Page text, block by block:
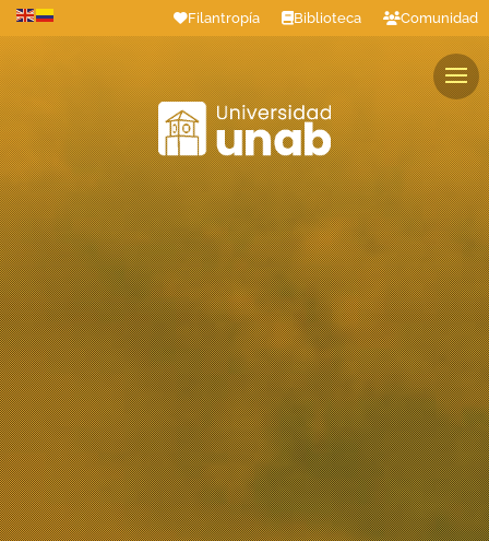
Filantropía Biblioteca Comunidad
Estudiantes Profesores Colaboradores Graduados